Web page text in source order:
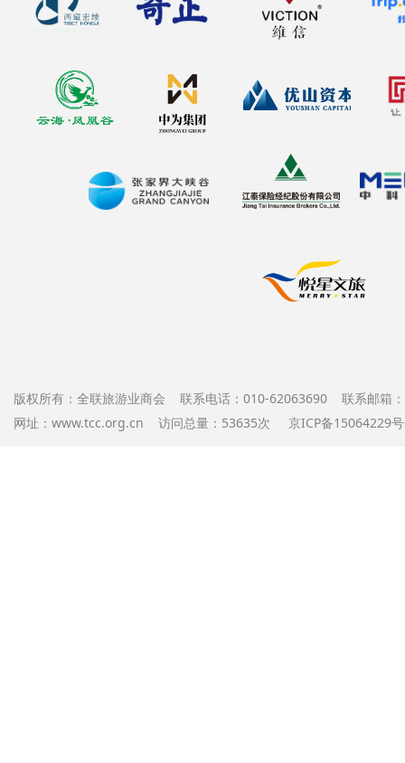
版权所有：全联旅游业商会 联系电话：010-62063690 联系邮
网址：www.tcc.org.cn 访问总量：53635次 京ICP备